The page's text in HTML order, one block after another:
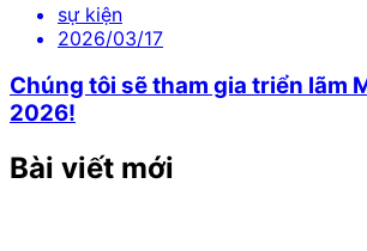
sự kiện
2026/03/17
Chúng tôi sẽ tham gia triển lãm
2026!
Bài viết mới